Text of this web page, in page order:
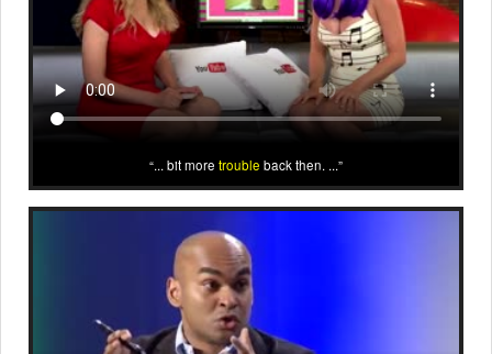
... bit more trouble back then. ...